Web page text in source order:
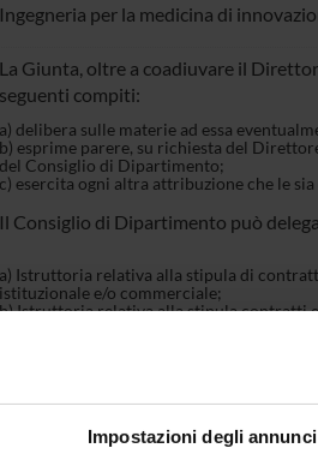
Impostazioni degli annunci
Ingegneria per la medicina di
La Giunta, oltre a coadiuvare il
seguenti compiti:
a) delibera sulle materie ad essa
b) esprime parere, su richiesta del
del Consiglio di Dipartimento;
c) esercita ogni altra attribuzione che le
Il Consiglio di Dipartimento può
a) Istruttoria relativa alla stipula di
istituzionale e/o commerciale;
Istruttoria relativa alla stipula contratti
c) Indizione di selezioni pubbliche per
collaborazioni coordinate continuative,
autonomo occasionale, con esclusione
di laurea magistrale e di corsi di
e) Istruttoria relativa alla ripartizione dei
previsione derivanti da variazioni nelle